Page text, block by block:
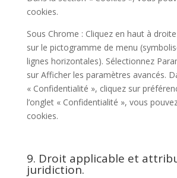
cookies.
Sous Chrome : Cliquez en haut à
sur le pictogramme de menu
lignes horizontales). Sélectionnez
sur Afficher les paramètres avancés.
« Confidentialité », cliquez sur
l’onglet « Confidentialité », vous
cookies.
9. Droit applicable et
juridiction.